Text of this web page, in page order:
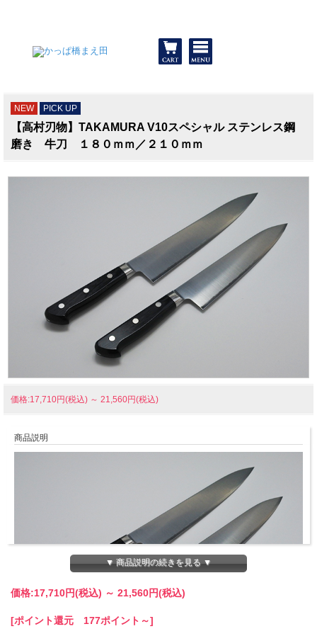
NEW PICK UP
【高村刃物】TAKAMURA V10スペシャル ステンレス鋼
磨き 牛刀 １８０ｍｍ／２１０ｍｍ
価格:17,710円(税込) ～ 21,560円(税込)
商品説明
▼ 商品説明の続きを見る ▼
価格:17,710円(税込) ～ 21,560円(税込)
[ポイント還元 177ポイント～]